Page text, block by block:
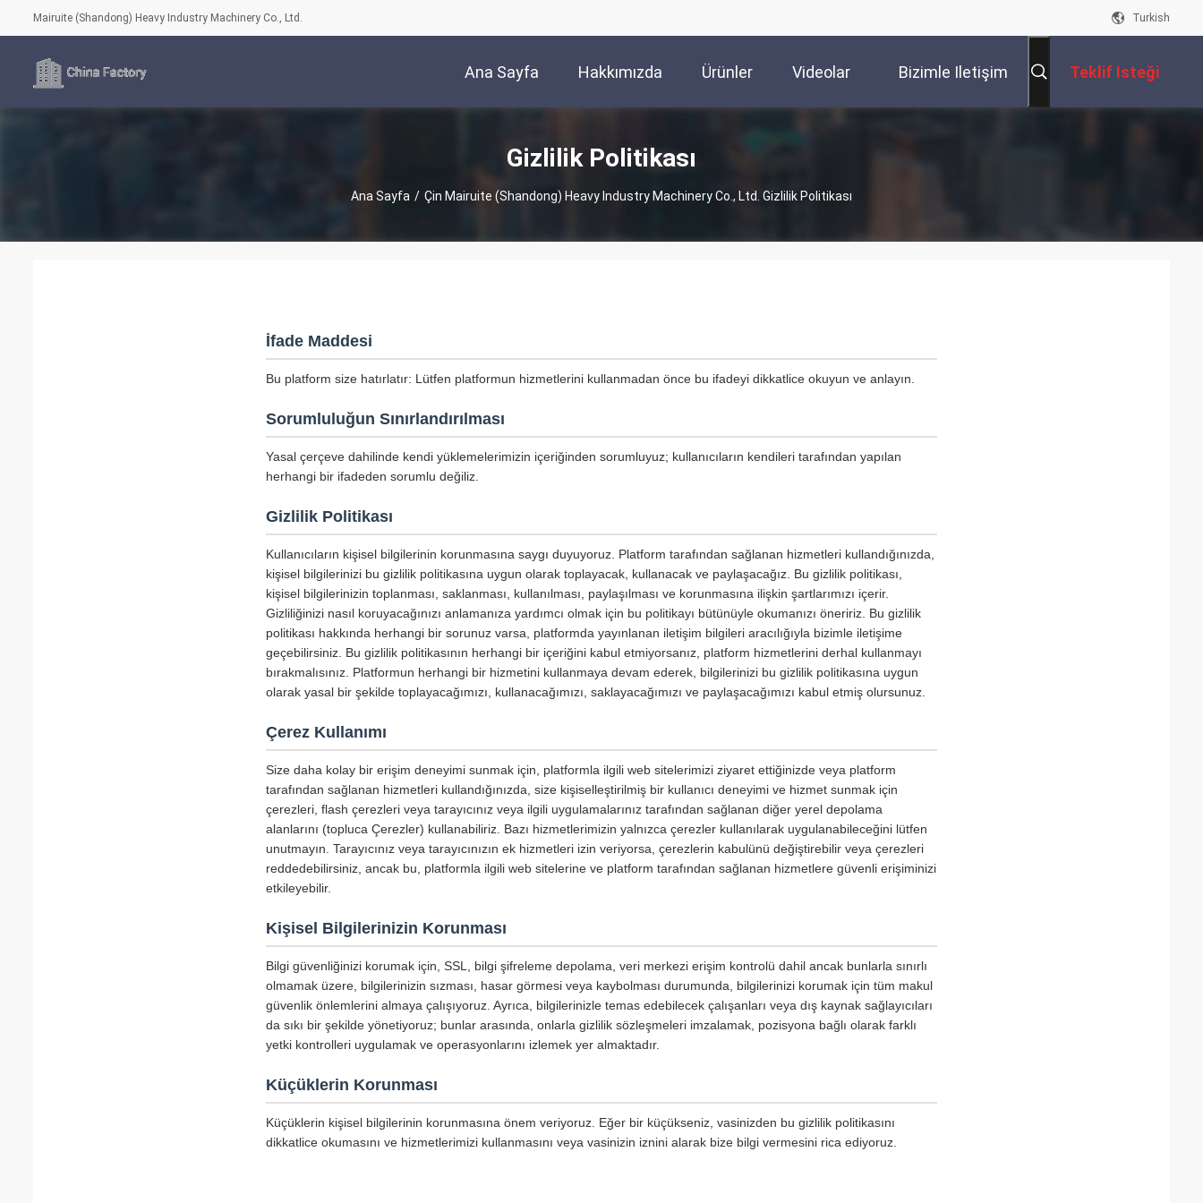
Mairuite (Shandong) Heavy Industry Machinery Co., Ltd. Turkish
Ana Sayfa Hakkımızda Ürünler Videolar Bizimle Iletişim Teklif Isteği
Gizlilik Politikası
Ana Sayfa / Çin Mairuite (Shandong) Heavy Industry Machinery Co., Ltd. Gizlilik Politikası
İfade Maddesi
Bu platform size hatırlatır: Lütfen platformun hizmetlerini kullanmadan önce bu ifadeyi dikkatlice okuyun ve anlayın.
Sorumluluğun Sınırlandırılması
Yasal çerçeve dahilinde kendi yüklemelerimizin içeriğinden sorumluyuz; kullanıcıların kendileri tarafından yapılan
herhangi bir ifadeden sorumlu değiliz.
Gizlilik Politikası
Kullanıcıların kişisel bilgilerinin korunmasına saygı duyuyoruz. Platform tarafından sağlanan hizmetleri kullandığınızda,
kişisel bilgilerinizi bu gizlilik politikasına uygun olarak toplayacak, kullanacak ve paylaşacağız. Bu gizlilik politikası,
kişisel bilgilerinizin toplanması, saklanması, kullanılması, paylaşılması ve korunmasına ilişkin şartlarımızı içerir.
Gizliliğinizi nasıl koruyacağınızı anlamanıza yardımcı olmak için bu politikayı bütünüyle okumanızı öneririz. Bu gizlilik
politikası hakkında herhangi bir sorunuz varsa, platformda yayınlanan iletişim bilgileri aracılığıyla bizimle iletişime
geçebilirsiniz. Bu gizlilik politikasının herhangi bir içeriğini kabul etmiyorsanız, platform hizmetlerini derhal kullanmayı
bırakmalısınız. Platformun herhangi bir hizmetini kullanmaya devam ederek, bilgilerinizi bu gizlilik politikasına uygun
olarak yasal bir şekilde toplayacağımızı, kullanacağımızı, saklayacağımızı ve paylaşacağımızı kabul etmiş olursunuz.
Çerez Kullanımı
Size daha kolay bir erişim deneyimi sunmak için, platformla ilgili web sitelerimizi ziyaret ettiğinizde veya platform
tarafından sağlanan hizmetleri kullandığınızda, size kişiselleştirilmiş bir kullanıcı deneyimi ve hizmet sunmak için
çerezleri, flash çerezleri veya tarayıcınız veya ilgili uygulamalarınız tarafından sağlanan diğer yerel depolama
alanlarını (topluca Çerezler) kullanabiliriz. Bazı hizmetlerimizin yalnızca çerezler kullanılarak uygulanabileceğini lütfen
unutmayın. Tarayıcınız veya tarayıcınızın ek hizmetleri izin veriyorsa, çerezlerin kabulünü değiştirebilir veya çerezleri
reddedebilirsiniz, ancak bu, platformla ilgili web sitelerine ve platform tarafından sağlanan hizmetlere güvenli erişiminizi
etkileyebilir.
Kişisel Bilgilerinizin Korunması
Bilgi güvenliğinizi korumak için, SSL, bilgi şifreleme depolama, veri merkezi erişim kontrolü dahil ancak bunlarla sınırlı
olmamak üzere, bilgilerinizin sızması, hasar görmesi veya kaybolması durumunda, bilgilerinizi korumak için tüm makul
güvenlik önlemlerini almaya çalışıyoruz. Ayrıca, bilgilerinizle temas edebilecek çalışanları veya dış kaynak sağlayıcıları
da sıkı bir şekilde yönetiyoruz; bunlar arasında, onlarla gizlilik sözleşmeleri imzalamak, pozisyona bağlı olarak farklı
yetki kontrolleri uygulamak ve operasyonlarını izlemek yer almaktadır.
Küçüklerin Korunması
Küçüklerin kişisel bilgilerinin korunmasına önem veriyoruz. Eğer bir küçükseniz, vasinizden bu gizlilik politikasını
dikkatlice okumasını ve hizmetlerimizi kullanmasını veya vasinizin iznini alarak bize bilgi vermesini rica ediyoruz.